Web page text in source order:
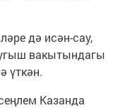
дә исән-сау,
вакытындагы
үткән.
Казанда